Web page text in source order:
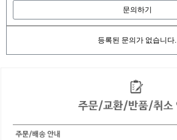
문의하기
등록된 문의가 없습니다.